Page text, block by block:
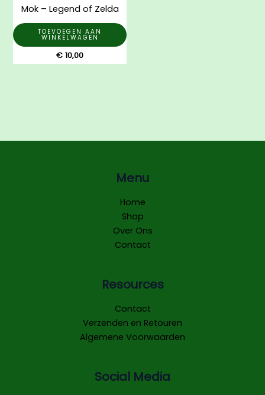
Mok – Legend of Zelda
TOEVOEGEN AAN
WINKELWAGEN
€ 10,00
Menu
Home
Shop
Over Ons
Contact
Resources
Contact
Verzenden en Retouren
Algemene Voorwaarden
Social Media